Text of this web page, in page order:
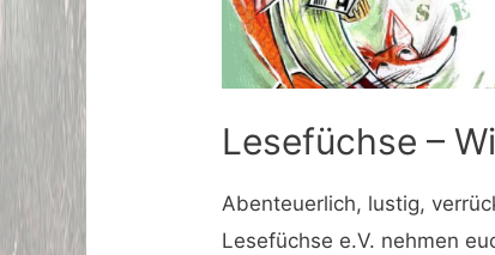
Lesefüchse –
Abenteuerlich, lustig,
Lesefüchse e.V. nehmen